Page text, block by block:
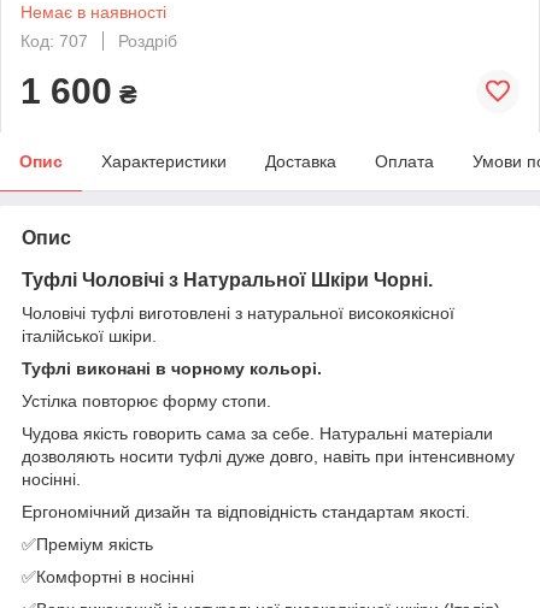
Немає в наявності
Код: 707
Роздріб
1 600 ₴
Опис Характеристики Доставка Оплата Умови
Опис
Туфлі Чоловічі з Натуральної Шкіри Чорні.
Чоловічі туфлі виготовлені з натуральної високоякісної
італійської шкіри.
Туфлі виконані в чорному кольорі.
Устілка повторює форму стопи.
Чудова якість говорить сама за себе. Натуральні матеріали
дозволяють носити туфлі дуже довго, навіть при інтенсивному
носінні.
Ергономічний дизайн та відповідність стандартам якості.
✅Преміум якість
✅Комфортні в носінні